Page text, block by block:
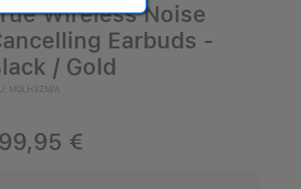
Wireless Noise
Earbuds -
/ Gold
MQLH3ZM/A
€